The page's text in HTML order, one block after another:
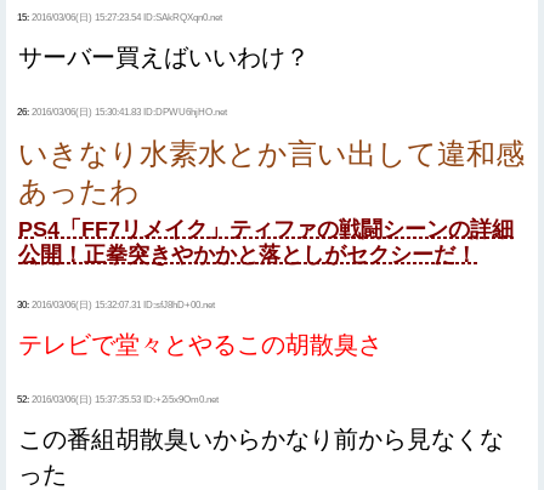
15: 2016/03/06(日) 15:27:23.54 ID:SAkRQXqn0.net
サーバー買えばいいわけ？
26: 2016/03/06(日) 15:30:41.83 ID:DPWU6hjHO.net
いきなり水素水とか言い出して違和感
あったわ
PS4「FF7リメイク」ティファの戦闘シーンの詳細
公開！正拳突きやかかと落としがセクシーだ！
30: 2016/03/06(日) 15:32:07.31 ID:sfJ8hD+00.net
テレビで堂々とやるこの胡散臭さ
52: 2016/03/06(日) 15:37:35.53 ID:+2i5x9Om0.net
この番組胡散臭いからかなり前から見なくな
った